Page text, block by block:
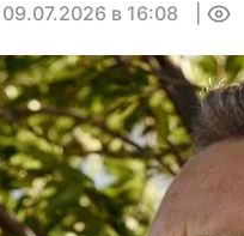
09.07.2026 в 16:08